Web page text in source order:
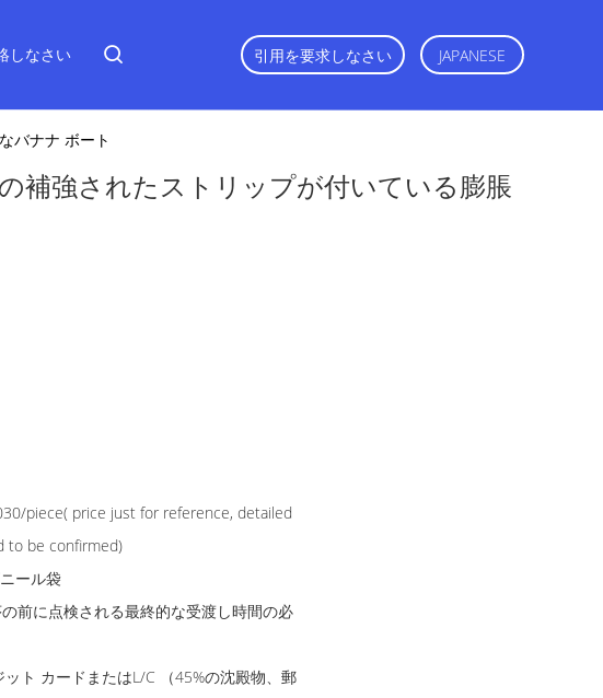
しなさい 引用を要求しなさい JAPANESE
バナナ ボート
補強されたストリップが付いている膨脹
piece( price just for reference, detailed
to be confirmed)
ール袋
前に点検される最終的な受渡し時間の必
ット カードまたはL/C （45%の沈殿物、郵